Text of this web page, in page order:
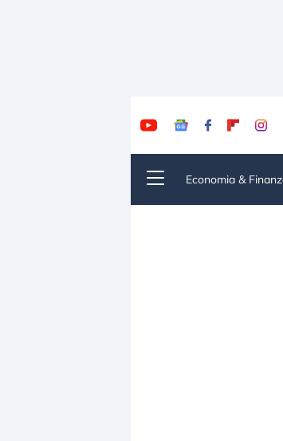
Economia &